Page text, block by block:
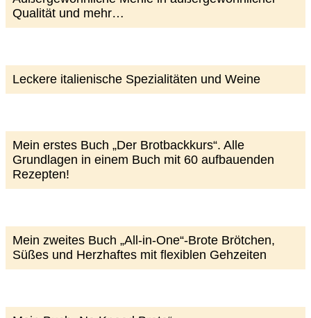
Qualität und mehr…
Leckere italienische Spezialitäten und Weine
Mein erstes Buch „Der Brotbackkurs“. Alle
Grundlagen in einem Buch mit 60 aufbauenden
Rezepten!
Mein zweites Buch „All-in-One“-Brote Brötchen,
Süßes und Herzhaftes mit flexiblen Gehzeiten